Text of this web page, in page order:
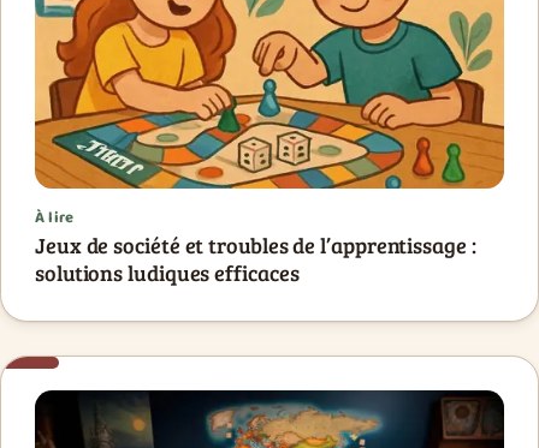
À lire
Jeux de société et troubles de l’apprentissage :
solutions ludiques efficaces